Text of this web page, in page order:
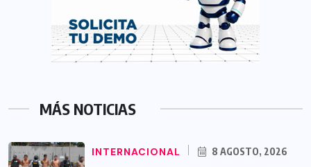
MÁS NOTICIAS
INTERNACIONAL 8 AGOSTO, 2026